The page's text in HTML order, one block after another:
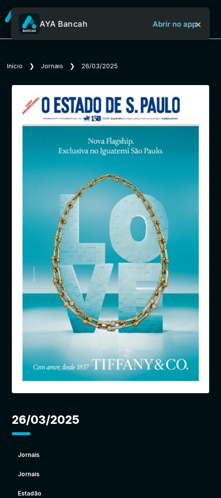
Sobre o Aya Bancah
Início
Notícias
AYA Bancah Abrir no app×
Início ❯ Jornais ❯ 26/03/2025
26/03/2025
Jornais
Jornais
Estadão